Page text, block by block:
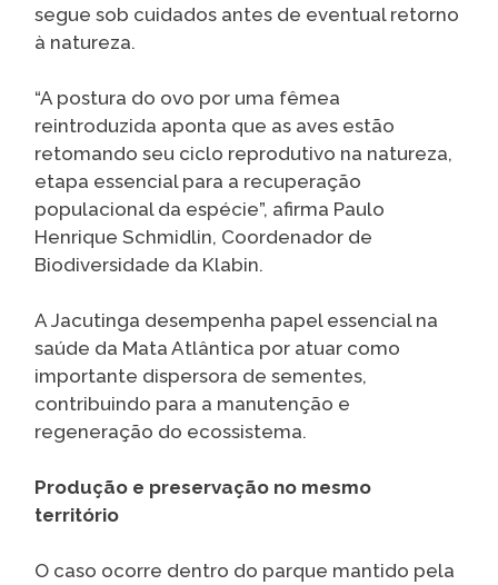
segue sob cuidados antes de eventual retorno
à natureza.
“A postura do ovo por uma fêmea
reintroduzida aponta que as aves estão
retomando seu ciclo reprodutivo na natureza,
etapa essencial para a recuperação
populacional da espécie”, afirma Paulo
Henrique Schmidlin, Coordenador de
Biodiversidade da Klabin.
A Jacutinga desempenha papel essencial na
saúde da Mata Atlântica por atuar como
importante dispersora de sementes,
contribuindo para a manutenção e
regeneração do ecossistema.
Produção e preservação no mesmo
território
O caso ocorre dentro do parque mantido pela